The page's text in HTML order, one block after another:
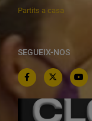
Partits a casa
SEGUEIX-NOS